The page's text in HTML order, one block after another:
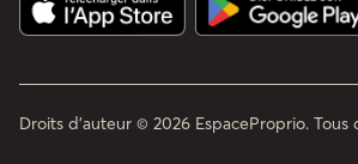
Droits d'auteur © 2026 EspaceProprio. Tous